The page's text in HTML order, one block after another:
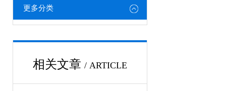
更多分类
相关文章 / ARTICLE